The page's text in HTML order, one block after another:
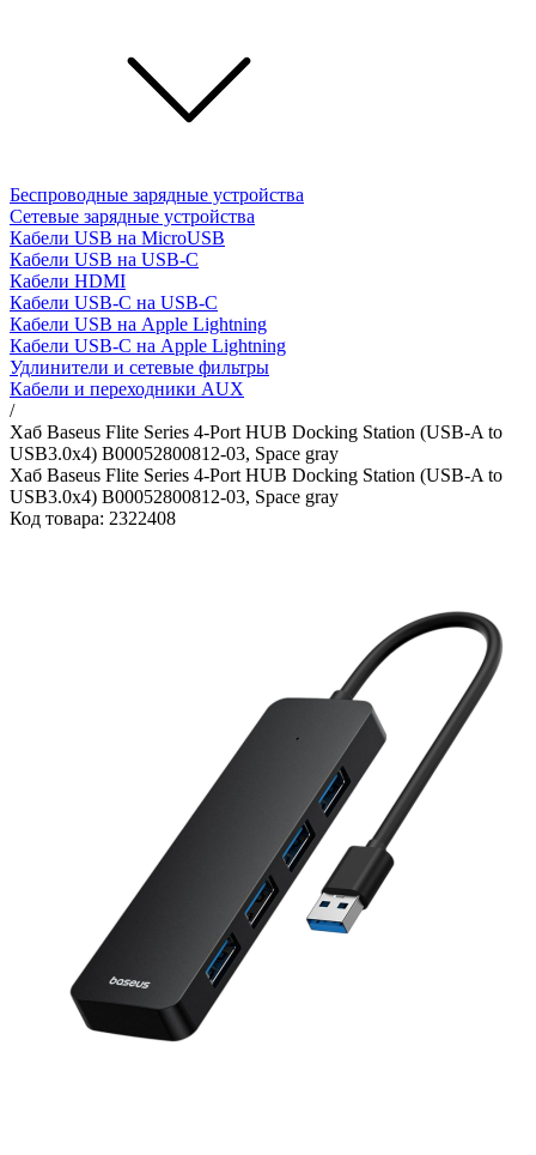
Беспроводные зарядные устройства
Сетевые зарядные устройства
Кабели USB на MicroUSB
Кабели USB на USB-C
Кабели HDMI
Кабели USB-C на USB-C
Кабели USB на Apple Lightning
Кабели USB-C на Apple Lightning
Удлинители и сетевые фильтры
Кабели и переходники AUX
/
Хаб Baseus Flite Series 4-Port HUB Docking Station (USB-A to
USB3.0x4) B00052800812-03, Space gray
Хаб Baseus Flite Series 4-Port HUB Docking Station (USB-A to
USB3.0x4) B00052800812-03, Space gray
Код товара: 2322408